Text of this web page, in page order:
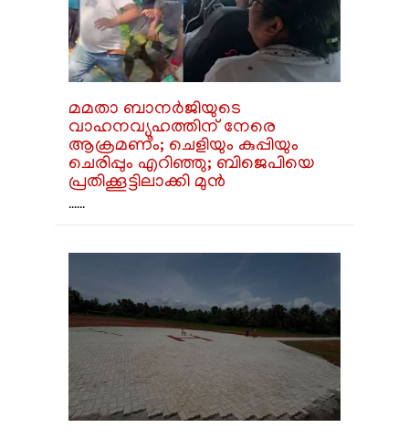
മമതാ ബാനർജിയുടെ
വാഹനവ്യൂഹത്തിന് നേരെ
ആക്രമണം; ചെളിയും കുപ്പിയും
ചെരിപ്പും എറിഞ്ഞു; ബിജെപിയെ
പ്രതിക്കൂട്ടിലാക്കി മുൻ
......